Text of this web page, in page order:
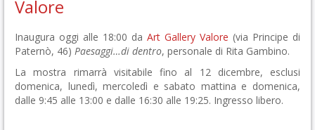
Valore
Inaugura oggi alle 18:00 da Art Gallery Valore (via Principe di
Paternò, 46) Paesaggi…di dentro, personale di Rita Gambino.
La mostra rimarrà visitabile fino al 12 dicembre, esclusi
domenica, lunedì, mercoledì e sabato mattina e domenica,
dalle 9:45 alle 13:00 e dalle 16:30 alle 19:25. Ingresso libero.